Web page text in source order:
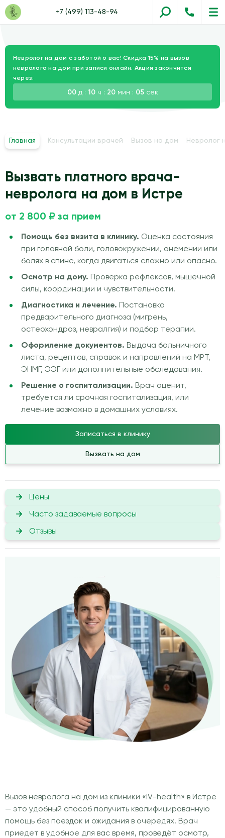
+7 (499) 113-48-94
Невролог на дом с заботой о вас! Скидка 15% на вызов
невролога на дом при записи онлайн. Акция закончится
через:
00д : 10ч : 20мин : 03сек
Главная Консультации врачей Вызов на дом Невролог
Вызвать платного врача-
невролога на дом в Истре
от 2 800 ₽ за прием
Помощь без визита в клинику. Оценка состояния
при головной боли, головокружении, онемении или
болях в спине, когда двигаться сложно или опасно.
Осмотр на дому.
Проверка рефлексов, мышечной
силы, координации и чувствительности.
Диагностика и лечение. Постановка
предварительного диагноза (мигрень,
остеохондроз, невралгия) и подбор терапии.
Оформление документов. Выдача больничного
листа, рецептов, справок и направлений на МРТ,
ЭНМГ, ЭЭГ или дополнительные обследования.
Решение о госпитализации. Врач оценит,
требуется ли срочная госпитализация, или
лечение возможно в домашних условиях.
Записаться в клинику
Вызвать на дом
Цены
Часто задаваемые вопросы
Отзывы
Вызов невролога на дом из клиники «IV-health» в Истре
— это удобный способ получить квалифицированную
помощь без поездок и ожидания в очередях. Врач
приедет в удобное для вас время, проведёт осмотр,